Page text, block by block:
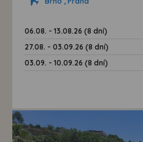
06.08. - 13.08.26 (8 dní)
27.08. - 03.09.26 (8 dní)
03.09. - 10.09.26 (8 dní)